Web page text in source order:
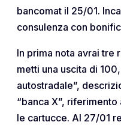
bancomat il 25/01.
consulenza con
In prima nota avrai tre
metti una uscita di
autostradale”,
“banca X”,
le cartucce. Al 27/01